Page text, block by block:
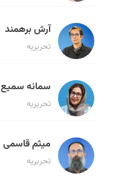
آرش برهمند
تحریریه
سمانه سمیع
تحریریه
میثم قاسمی
تحریریه